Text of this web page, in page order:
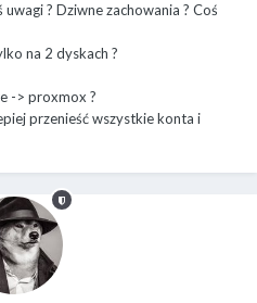
? Dziwne zachowania ? Coś
na 2 dyskach ?
-> proxmox ?
przenieść wszystkie konta i